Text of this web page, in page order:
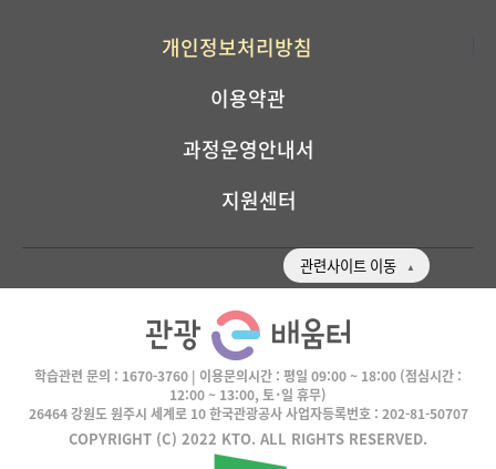
개인정보처리방침
이용약관
과정운영안내서
지원센터
관련사이트 이동
학습관련 문의 : 1670-3760 | 이용문의시간 : 평일 09:00 ~ 18:00 (점심시간 :
12:00 ~ 13:00, 토･일 휴무)
26464 강원도 원주시 세계로 10 한국관광공사 사업자등록번호 : 202-81-50707
COPYRIGHT (C) 2022 KTO. ALL RIGHTS RESERVED.